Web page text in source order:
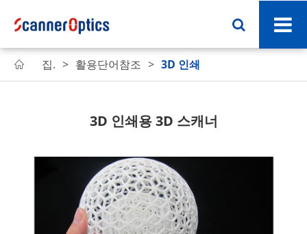
 집. 활용단어참조 3D 인쇄
3D 인쇄용 3D 스캐너